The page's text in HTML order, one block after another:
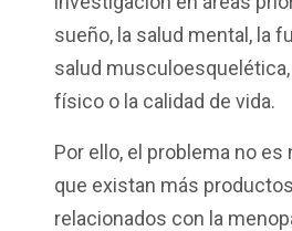
sueño, la salud mental, la
salud
físico o la calidad de vida.
Por ello, el problema no
que existan más
relacionados con la